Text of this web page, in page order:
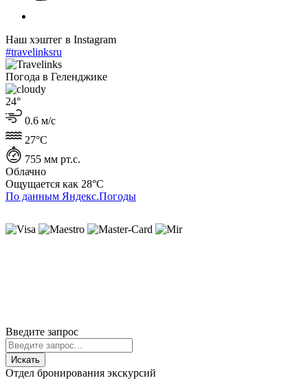
Наш хэштег в Instagram
#travelinksru
Погода в Геленджике
24°
0.6 м/с
27°C
755 мм рт.с.
Облачно
Ощущается как 28°C
По данным Яндекс.Погоды
Введите запрос
Искать
Отдел бронирования экскурсий